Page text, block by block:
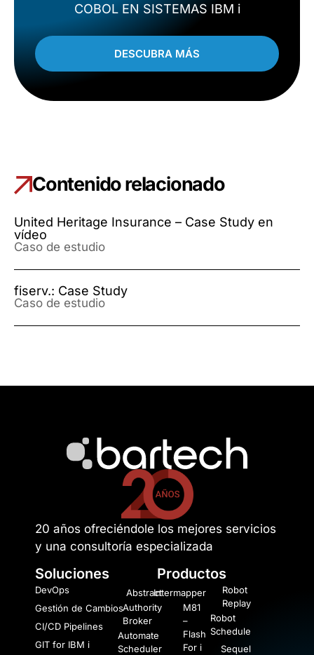
COBOL EN SISTEMAS IBM i
DESCUBRA MÁS
Contenido relacionado
United Heritage Insurance – Case Study en
vídeo
Caso de estudio
fiserv.: Case Study
Caso de estudio
20 años ofreciéndole los mejores servicios
y una consultoría especializada
Soluciones
DevOps
Gestión de Cambios
CI/CD Pipelines
GIT for IBM i
Productos
Abstract
Authority
Broker
Automate
Scheduler
Intermapper
M81
–
Flash
For i
Robot
Replay
Robot
Schedule
Sequel